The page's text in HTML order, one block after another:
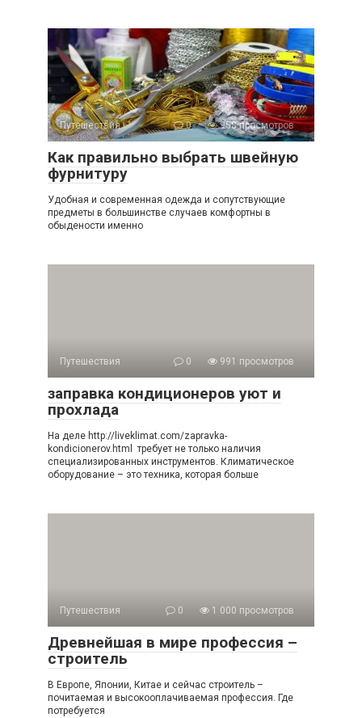
Путешествия 0 958 просмотров
Как правильно выбрать швейную
фурнитуру
Удобная и современная одежда и сопутствующие
предметы в большинстве случаев комфортны в
обыдености именно
Путешествия 0 991 просмотров
заправка кондиционеров уют и
прохлада
На деле http://liveklimat.com/zapravka-
kondicionerov.html требует не только наличия
специализированных инструментов. Климатическое
оборудование – это техника, которая больше
Путешествия 0 1 000 просмотров
Древнейшая в мире профессия –
строитель
В Европе, Японии, Китае и сейчас строитель –
почитаемая и высокооплачиваемая профессия. Где
потребуется